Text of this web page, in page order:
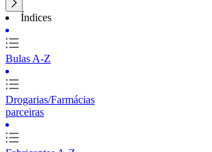
Índices
Bulas A-Z
Drogarias/Farmácias
parceiras